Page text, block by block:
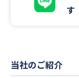
す
当社のご紹介